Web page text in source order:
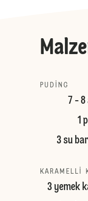
PUDING
7 -
1
3 su
KARAMELLI
3 yemek